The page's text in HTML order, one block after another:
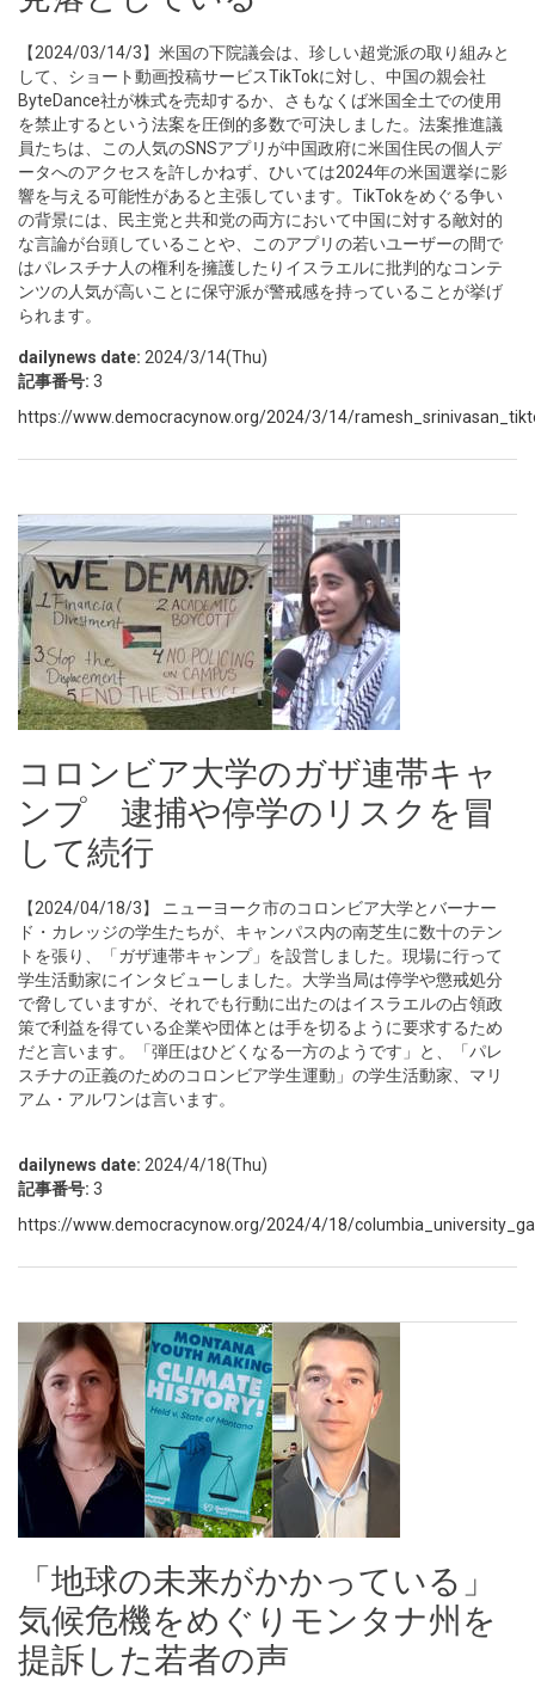
【2024/03/14/3】米国の下院議会は、珍しい超党派の取り組みと
して、ショート動画投稿サービスTikTokに対し、中国の親会社
ByteDance社が株式を売却するか、さもなくば米国全土での使用
を禁止するという法案を圧倒的多数で可決しました。法案推進議
員たちは、この人気のSNSアプリが中国政府に米国住民の個人デ
ータへのアクセスを許しかねず、ひいては2024年の米国選挙に影
響を与える可能性があると主張しています。TikTokをめぐる争い
の背景には、民主党と共和党の両方において中国に対する敵対的
な言論が台頭していることや、このアプリの若いユーザーの間で
はパレスチナ人の権利を擁護したりイスラエルに批判的なコンテ
ンツの人気が高いことに保守派が警戒感を持っていることが挙げ
られます。
dailynews date: 2024/3/14(Thu)
記事番号: 3
https://www.democracynow.org/2024/3/14/
コロンビア大学のガザ連帯キャ
ンプ 逮捕や停学のリスクを冒
して続行
【2024/04/18/3】 ニューヨーク市のコロンビア大学とバーナー
ド・カレッジの学生たちが、キャンパス内の南芝生に数十のテン
トを張り、「ガザ連帯キャンプ」を設営しました。現場に行って
学生活動家にインタビューしました。大学当局は停学や懲戒処分
で脅していますが、それでも行動に出たのはイスラエルの占領政
策で利益を得ている企業や団体とは手を切るように要求するため
だと言います。「弾圧はひどくなる一方のようです」と、「パレ
スチナの正義のためのコロンビア学生運動」の学生活動家、マリ
アム・アルワンは言います。
dailynews date: 2024/4/18(Thu)
記事番号: 3
https://www.democracynow.org/2024/4/18/
「地球の未来がかかっている」
気候危機をめぐりモンタナ州を
提訴した若者の声